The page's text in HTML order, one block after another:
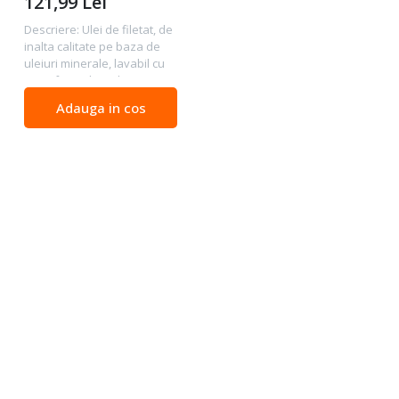
Descriere: Ulei de filetat, de
inalta calitate pe baza de
uleiuri minerale, lavabil cu
apa Efect ridicat de
pentru fire curate, durată
lungă de viață a matrițelor,...
Adauga in cos